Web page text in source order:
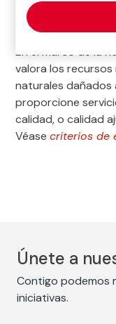
En el marco de la
valora los
naturales
proporcione
calidad, o calidad
Véasecriterios de
Únete a
Contigo podemos
iniciativas.